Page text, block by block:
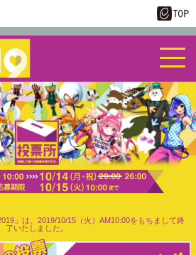
」は、2019/10/15（火）AM10:00をもちまして終
了いたしました。